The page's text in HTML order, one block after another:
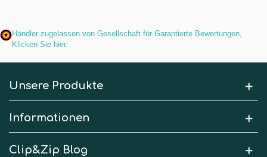
Händler zugelassen von Gesellschaft für Garantierte Bewertungen,
Klicken Sie hier.
Unsere Produkte
Informationen
Clip&Zip Blog